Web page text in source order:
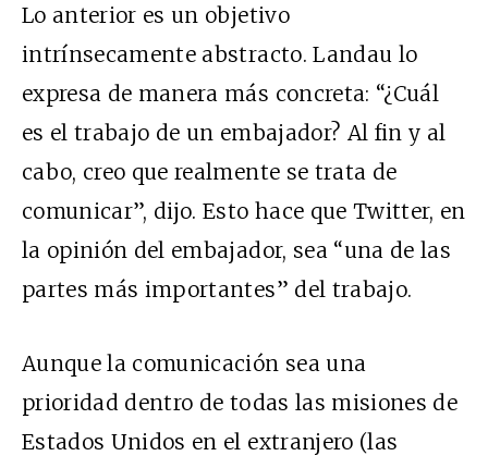
Lo anterior es un objetivo
intrínsecamente abstracto. Landau lo
expresa de manera más concreta: “¿Cuál
es el trabajo de un embajador? Al fin y al
cabo, creo que realmente se trata de
comunicar”, dijo. Esto hace que Twitter, en
la opinión del embajador, sea “una de las
partes más importantes” del trabajo.
Aunque la comunicación sea una
prioridad dentro de todas las misiones de
Estados Unidos en el extranjero (las